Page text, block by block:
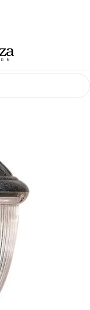
3 Taksit Fırsatı